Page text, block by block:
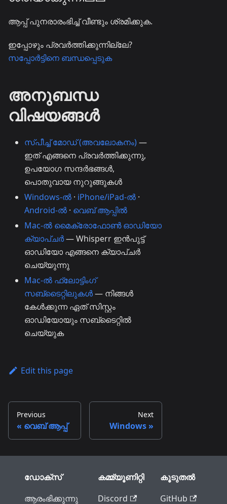
ആപ്പ് പുനരാരംഭിച്ച് വീണ്ടും ശ്രമിക്കുക.
ഇപ്പോഴും പ്രവർത്തിക്കുന്നില്ലേ?
സപ്പോർട്ടിനെ ബന്ധപ്പെടുക
അനുബന്ധ
വിഷയങ്ങൾ
സ്പീച്ച് മോഡ് (അവലോകനം)—
ഇത് എങ്ങനെ പ്രവർത്തിക്കുന്നു,
ഉപയോഗ സന്ദർഭങ്ങൾ,
പൊതുവായ നുറുങ്ങുകൾ
Windows-ൽ · iPhone/iPad-ൽ ·
Android-ൽ · വെബ് ആപ്പിൽ
Mac-ൽ മൈക്രോഫോൺ ഓഡിയോ
ക്യാപ്ചർ— Whisperr ഇൻപുട്ട്
ഓഡിയോ എങ്ങനെ ക്യാപ്ചർ
ചെയ്യുന്നു
Mac-ൽ ഫ്ലോട്ടിംഗ്
സബ്‌ടൈറ്റിലുകൾ— നിങ്ങൾ
കേൾക്കുന്ന ഏത് സിസ്റ്റം
ഓഡിയോയും സബ്‌ടൈറ്റിൽ
ചെയ്യുക
Edit this page
Previous
വെബ് ആപ്പ്
Next
Windows
ഡോക്സ്
ആരംഭിക്കുന്നു
കമ്മ്യൂണിറ്റി
Discord
കൂടുതൽ
GitHub